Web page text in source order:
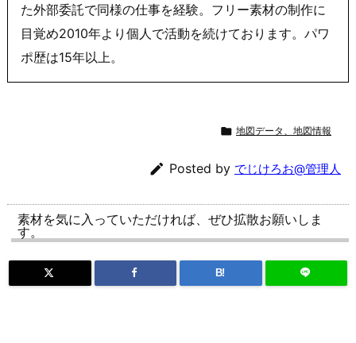
た外部委託で同様の仕事を経験。フリー素材の制作に
目覚め2010年より個人で活動を続けております。パワ
ポ歴は15年以上。
 地図データ、地図情報
 Posted by でじけろお@管理人
素材を気に入っていただければ、ぜひ拡散お願いしま
す。
B!